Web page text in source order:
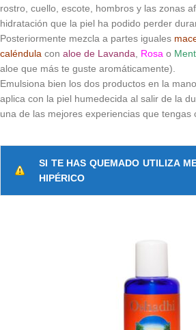
rostro, cuello, escote, hombros y las zonas
hidratación que la piel ha podido perder
Posteriormente mezcla a partes iguales
caléndula con aloe de Lavanda, Rosa o
aloe que más te guste aromáticamente).
Emulsiona bien los dos productos en la
aplica con la piel humedecida al salir de la
una de las mejores experiencias que tengas
SI TE HAS QUEMADO UTILIZA
HIPÉRICO